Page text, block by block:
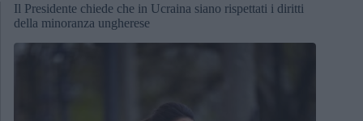
Il Presidente chiede che in Ucraina siano rispettati i diritti
della minoranza ungherese